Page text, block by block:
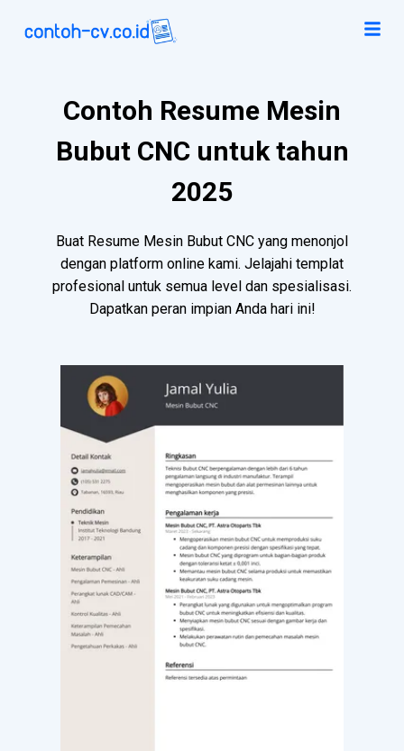
Contoh Resume Mesin
Bubut CNC untuk tahun
2025
Buat Resume Mesin Bubut CNC yang menonjol
dengan platform online kami. Jelajahi templat
profesional untuk semua level dan spesialisasi.
Dapatkan peran impian Anda hari ini!